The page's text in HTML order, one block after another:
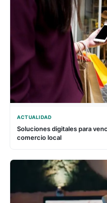
ACTUALIDAD
Soluciones digitales para
comercio local